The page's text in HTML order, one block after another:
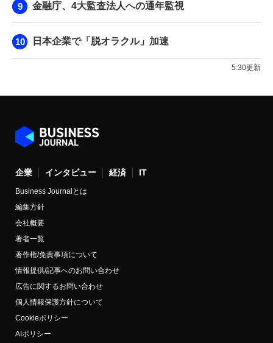
金融庁、4大監査法人への通年監視
日本企業で「脱オラクル」加速
5:30更新
企業 インタビュー 経済 IT
Business Journalとは
編集方針
会社概要
著者一覧
著作権/免責事項について
情報提供/記事へのお問い合わせ
広告に関するお問い合わせ
個人情報保護方針について
Cookieポリシー
AIポリシー